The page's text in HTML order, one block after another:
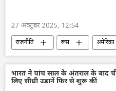
27 अक्टूबर 2025, 12:54
राजनीति रूस
अमेरिका
डॉनल्ड ट्रम्प
रूसी सेना
रक्षा मंत्रालय (MoD)
बुरेवेस्तनिक
बैलिस्टिक मिसाइल प्रणाली
भारत ने पांच साल के अंतराल के बाद
लिए सीधी उड़ानें फिर से शुरू कीं